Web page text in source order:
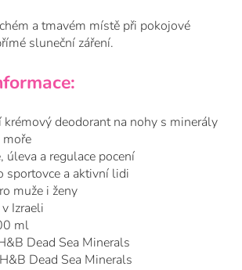
a tmavém místě při pokojové
sluneční záření.
krémový deodorant na nohy s minerály
moře
úleva a regulace pocení
sportovce a aktivní lidi
muže i ženy
Izraeli
ml
Dead Sea Minerals
Dead Sea Minerals